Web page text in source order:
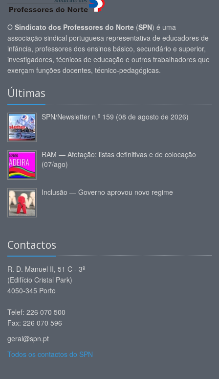
O Sindicato dos Professores do Norte (SPN) é uma
associação sindical portuguesa representativa de educadores de
infância, professores dos ensinos básico, secundário e superior,
investigadores, técnicos de educação e outros trabalhadores que
exerçam funções docentes, técnico-pedagógicas.
Últimas
SPN/Newsletter n.º 159 (08 de agosto de 2026)
RAM — Afetação: listas definitivas e de colocação
(07/ago)
Inclusão — Governo aprovou novo regime
Contactos
R. D. Manuel II, 51 C - 3º
(Edifício Cristal Park)
4050-345 Porto
Telef: 226 070 500
Fax: 226 070 596
geral@spn.pt
Todos os contactos do SPN